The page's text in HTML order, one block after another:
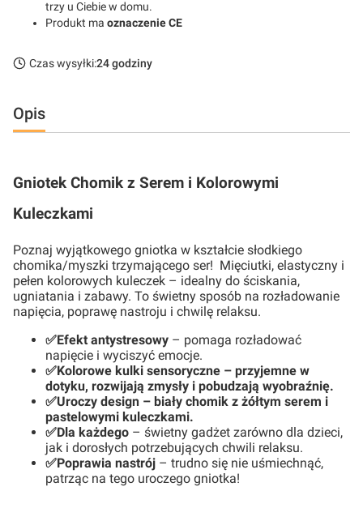
trzy u Ciebie w domu.
Produkt ma oznaczenie CE
Czas wysyłki:24 godziny
Opis
Gniotek Chomik z Serem i Kolorowymi
Kuleczkami
Poznaj wyjątkowego gniotka w kształcie słodkiego
chomika/myszki trzymającego ser! Mięciutki, elastyczny i
pełen kolorowych kuleczek – idealny do ściskania,
ugniatania i zabawy. To świetny sposób na rozładowanie
napięcia, poprawę nastroju i chwilę relaksu.
✅Efekt antystresowy – pomaga rozładować
napięcie i wyciszyć emocje.
✅Kolorowe kulki sensoryczne – przyjemne w
dotyku, rozwijają zmysły i pobudzają wyobraźnię.
✅Uroczy design – biały chomik z żółtym serem i
pastelowymi kuleczkami.
✅Dla każdego – świetny gadżet zarówno dla dzieci,
jak i dorosłych potrzebujących chwili relaksu.
✅Poprawia nastrój – trudno się nie uśmiechnąć,
patrząc na tego uroczego gniotka!